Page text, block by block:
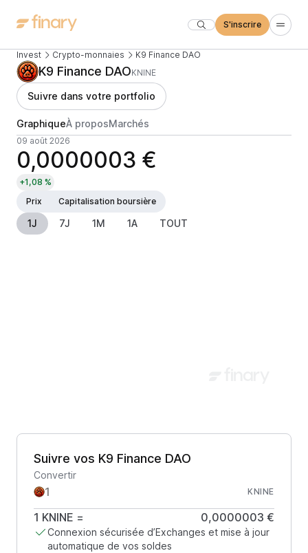
S'inscrire
Invest Crypto-monnaies K9 Finance DAO
K9 Finance DAOKNINE
Suivre dans votre portfolio
GraphiqueÀ proposMarchés
09 août 2026
0,0000003 €
+1,08 %
Prix
Capitalisation boursière
1J 7J 1M 1A TOUT
Suivre vos K9 Finance DAO
Convertir
KNINE
1 KNINE = 0,0000003 €
Connexion sécurisée d’Exchanges et mise à jour
automatique de vos soldes